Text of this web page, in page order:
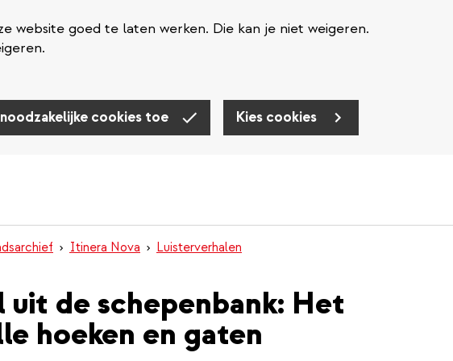
website goed te laten werken. Die kan je niet weigeren.
cookies toe Kies cookies
Itinera Nova Luisterverhalen
uit de schepenbank: Het
hoeken en gaten